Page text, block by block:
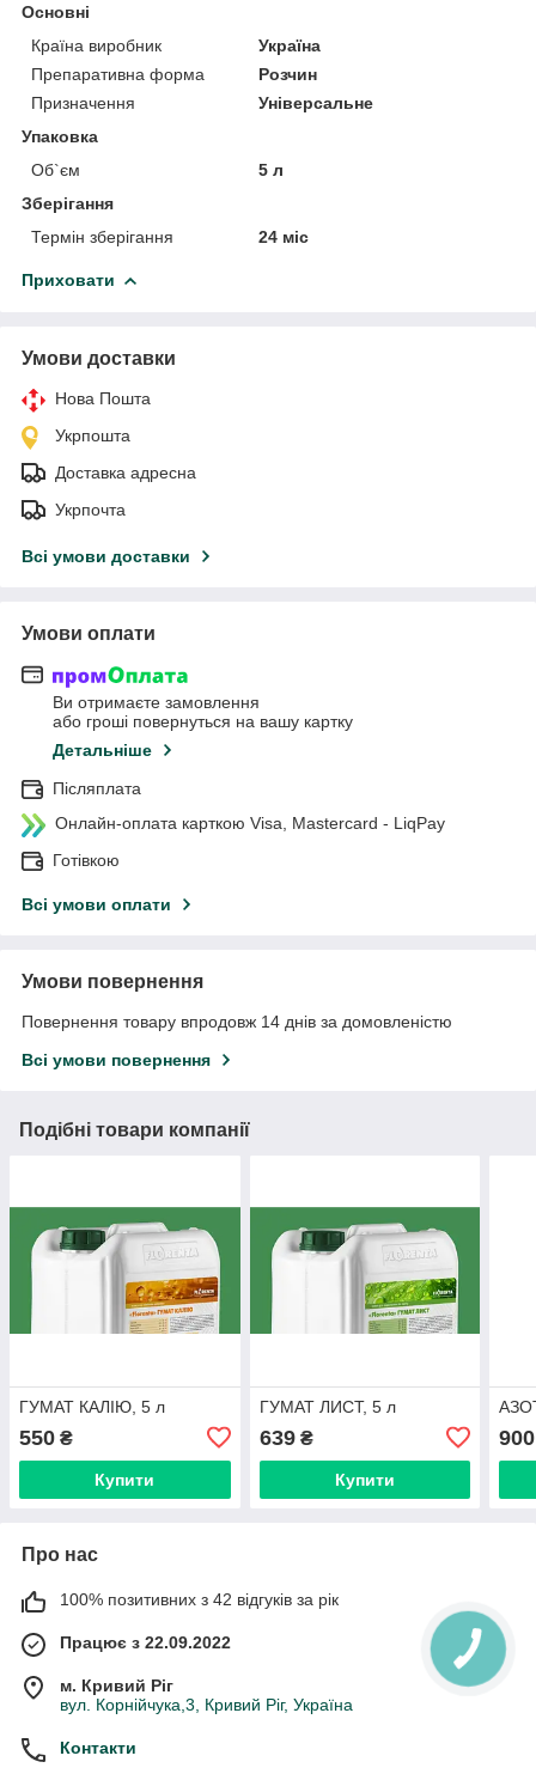
Основні
Країна виробник
Україна
Препаративна форма
Розчин
Призначення
Універсальне
Упаковка
Об`єм
5 л
Зберігання
Термін зберігання
24 міс
Приховати
Умови доставки
Нова Пошта
Укрпошта
Доставка адресна
Укрпочта
Всі умови доставки
Умови оплати
Ви отримаєте замовлення
або гроші повернуться на вашу картку
Детальніше
Післяплата
Онлайн-оплата карткою Visa, Mastercard - LiqPay
Готівкою
Всі умови оплати
Умови повернення
Повернення товару впродовж 14 днів за домовленістю
Всі умови повернення
Подібні товари компанії
ГУМАТ КАЛІЮ, 5 л
550 ₴
Купити
ГУМАТ ЛИСТ, 5 л
639₴
Купити
900
Про нас
100% позитивних з 42 відгуків за рік
Працює з 22.09.2022
м. Кривий Ріг
вул. Корнійчука,3, Кривий Ріг, Україна
Контакти